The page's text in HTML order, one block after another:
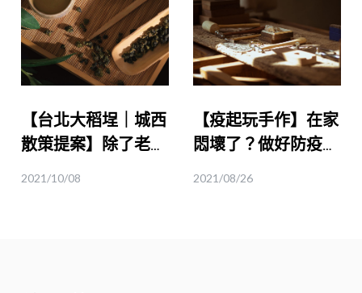
【台北大稻埕｜城西
散策提案】除了老宅
咖啡廳，大稻埕還可
2021/10/08
【疫起玩手作】在家
悶壞了？做好防疫措
施，週末來場室內約
2021/08/26